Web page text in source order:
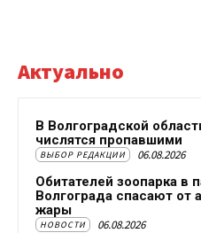
Актуально
В Волгоградской
числятся пропавшими
ВЫБОР РЕДАКЦИИ 06.08.2026
Обитателей зоопарка в
Волгограда спасают от
жары
НОВОСТИ 06.08.2026